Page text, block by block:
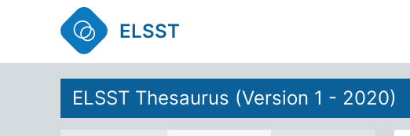
ELSST
ELSST Thesaurus (Version 1 - 2020)
CULTURE
CYCLE DE VIE
DÉFENSE
DÉGÂTS
DÉSARMEMENT
DÉVELOPPEMENT
DÉVELOPPEMENT COMMUNAUTAIRE